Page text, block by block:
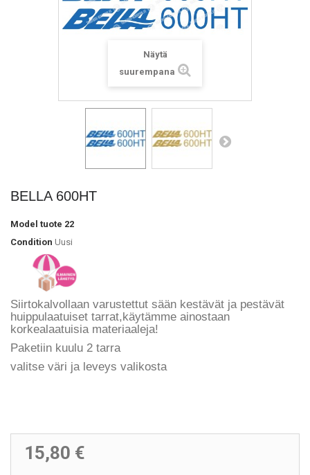
Näytä
suurempana
BELLA 600HT
Model tuote 22
Condition Uusi
Siirtokalvollaan varustettut sään kestävät ja pestävät
huippulaatuiset tarrat,käytämme ainostaan
korkealaatuisia materiaaleja!
Paketiin kuulu 2 tarra
valitse väri ja leveys valikosta
15,80 €